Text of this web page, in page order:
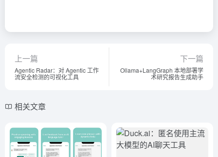
上一篇
Agentic Radar：对 Agentic 工作
流安全检测的可视化工具
下一篇
Ollama+LangGraph 本地部署学
术研究报告生成助手
相关文章